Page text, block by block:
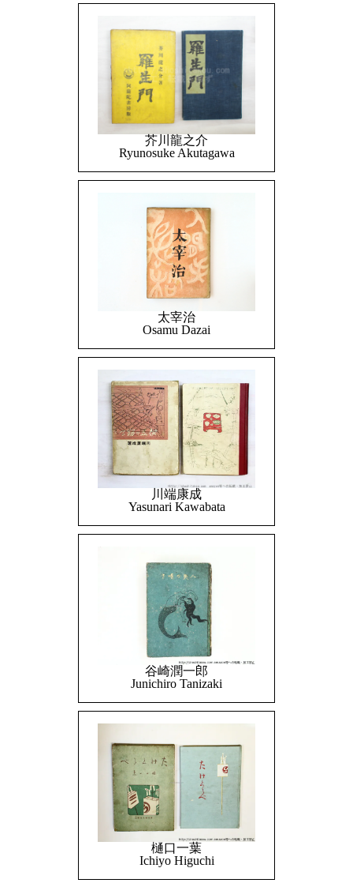
芥川龍之介
Ryunosuke Akutagawa
太宰治
Osamu Dazai
川端康成
Yasunari Kawabata
谷崎潤一郎
Junichiro Tanizaki
樋口一葉
Ichiyo Higuchi